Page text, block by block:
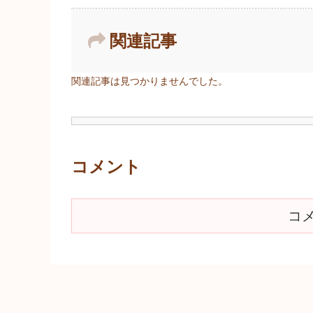
関連記事
関連記事は見つかりませんでした。
コメント
コ